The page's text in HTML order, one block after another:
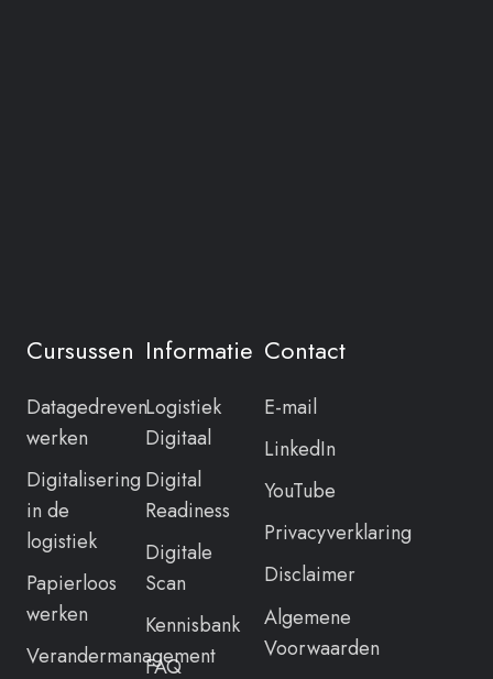
Cursussen
Datagedreven
werken
Digitalisering
in de
logistiek
Papierloos
werken
Verandermanagement
Informatie
Logistiek
Digitaal
Digital
Readiness
Digitale
Scan
Kennisbank
FAQ
Contact
E-mail
LinkedIn
YouTube
Privacyverklaring
Disclaimer
Algemene
Voorwaarden